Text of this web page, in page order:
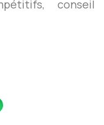
conseil